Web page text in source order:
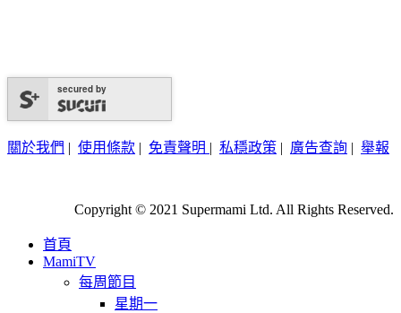
secured by
關於我們 | 使用條款 | 免責聲明 | 私穩政策 | 廣告查詢 | 舉報
Copyright © 2021 Supermami Ltd. All Rights Reserved.
首頁
MamiTV
每周節目
星期一